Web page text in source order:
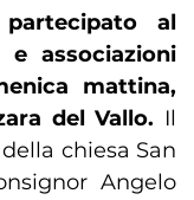
al
e associazioni
mattina,
del Vallo. Il
chiesa San
Angelo